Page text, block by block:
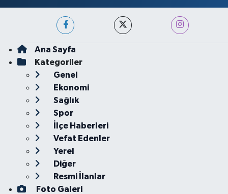
Ana Sayfa
Kategoriler
Genel
Ekonomi
Sağlık
Spor
İlçe Haberleri
Vefat Edenler
Yerel
Diğer
Resmi İlanlar
Foto Galeri